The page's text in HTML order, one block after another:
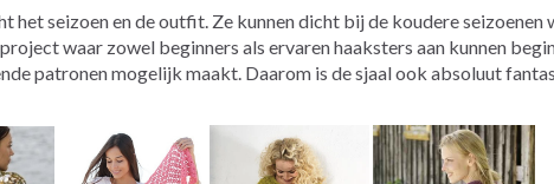
het seizoen en de outfit. Ze kunnen dicht bij de koudere
waar zowel beginners als ervaren haaksters aan kunnen
patronen mogelijk maakt. Daarom is de sjaal ook absoluut